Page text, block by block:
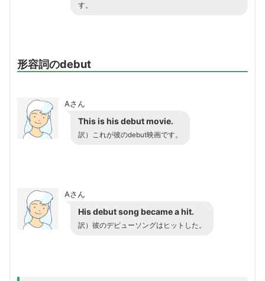
す。
形容詞のdebut
Aさん
This is his debut movie.
訳）これが彼のdebut映画です。
Aさん
His debut song became a hit.
訳）彼のデビューソングはヒットした。